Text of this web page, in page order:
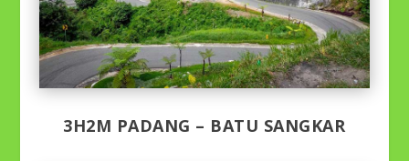
3H2M PADANG – BATU SANGKAR